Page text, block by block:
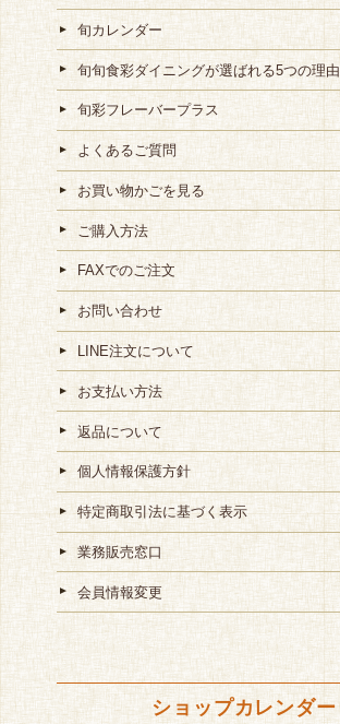
旬カレンダー
旬旬食彩ダイニングが選ばれる5つの理由
旬彩フレーバープラス
よくあるご質問
お買い物かごを見る
ご購入方法
FAXでのご注文
お問い合わせ
LINE注文について
お支払い方法
返品について
個人情報保護方針
特定商取引法に基づく表示
業務販売窓口
会員情報変更
ショップカレンダー